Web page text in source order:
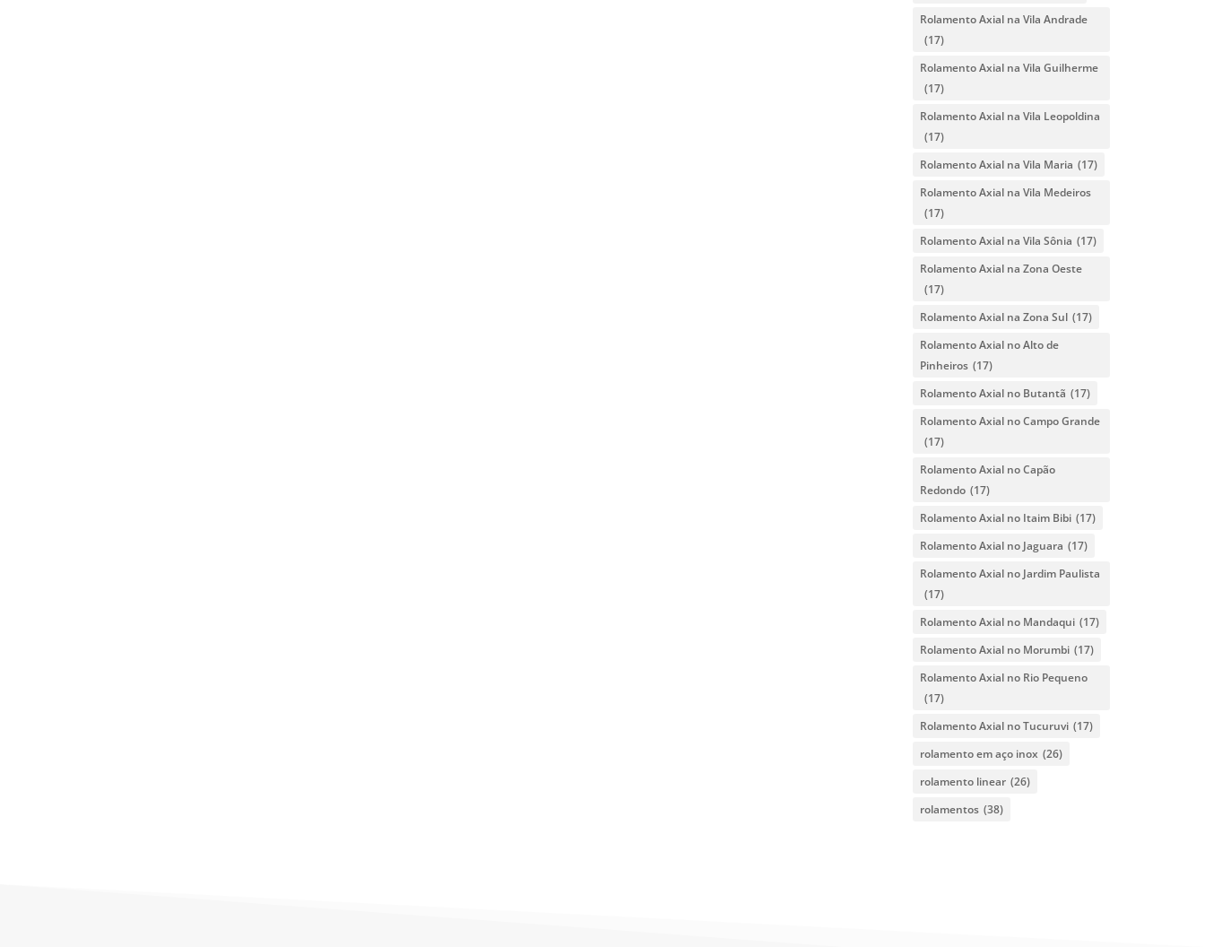
Rolamento Axial na Vila Andrade
(17)
Rolamento Axial na Vila Guilherme
(17)
Rolamento Axial na Vila Leopoldina
(17)
Rolamento Axial na Vila Maria (17)
Rolamento Axial na Vila Medeiros
(17)
Rolamento Axial na Vila Sônia (17)
Rolamento Axial na Zona Oeste
(17)
Rolamento Axial na Zona Sul (17)
Rolamento Axial no Alto de
Pinheiros (17)
Rolamento Axial no Butantã (17)
Rolamento Axial no Campo Grande
(17)
Rolamento Axial no Capão
Redondo (17)
Rolamento Axial no Itaim Bibi (17)
Rolamento Axial no Jaguara (17)
Rolamento Axial no Jardim Paulista
(17)
Rolamento Axial no Mandaqui (17)
Rolamento Axial no Morumbi (17)
Rolamento Axial no Rio Pequeno
(17)
Rolamento Axial no Tucuruvi (17)
rolamento em aço inox (26)
rolamento linear (26)
rolamentos (38)